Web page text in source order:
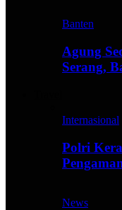
Banten
Agung
Serang,
Internasional
Polri
News